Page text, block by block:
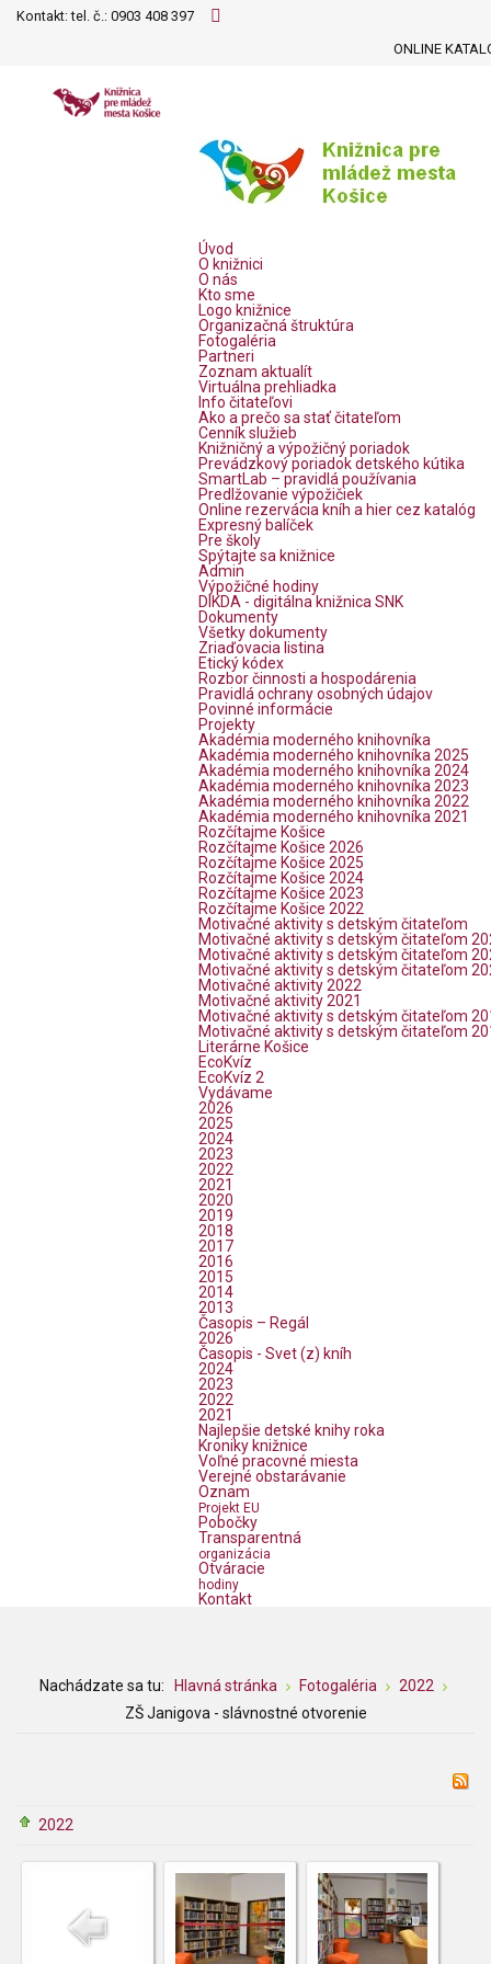
Kontakt: tel. č.: 0903 408 397
ONLINE
Úvod
O knižnici
O nás
Kto sme
Logo knižnice
Organizačná štruktúra
Fotogaléria
Partneri
Zoznam aktualít
Virtuálna prehliadka
Info čitateľovi
Ako a prečo sa stať čitateľom
Cenník služieb
Knižničný a výpožičný poriadok
Prevádzkový poriadok detského kútika
SmartLab – pravidlá používania
Predlžovanie výpožičiek
Online rezervácia kníh a hier cez katalóg
Expresný balíček
Pre školy
Spýtajte sa knižnice
Admin
Výpožičné hodiny
DIKDA - digitálna knižnica SNK
Dokumenty
Všetky dokumenty
Zriaďovacia listina
Etický kódex
Rozbor činnosti a hospodárenia
Pravidlá ochrany osobných údajov
Povinné informácie
Projekty
Akadémia moderného knihovníka
Akadémia moderného knihovníka 2025
Akadémia moderného knihovníka 2024
Akadémia moderného knihovníka 2023
Akadémia moderného knihovníka 2022
Akadémia moderného knihovníka 2021
Rozčítajme Košice
Rozčítajme Košice 2026
Rozčítajme Košice 2025
Rozčítajme Košice 2024
Rozčítajme Košice 2023
Rozčítajme Košice 2022
Motivačné aktivity s detským čitateľom
Motivačné aktivity s detským čitateľom
Motivačné aktivity s detským čitateľom
Motivačné aktivity s detským čitateľom
Motivačné aktivity 2022
Motivačné aktivity 2021
Motivačné aktivity s detským čitateľom
Motivačné aktivity s detským čitateľom
Literárne Košice
EcoKvíz
EcoKvíz 2
Vydávame
2026
2025
2024
2023
2022
2021
2020
2019
2018
2017
2016
2015
2014
2013
Časopis – Regál
2026
Časopis - Svet (z) kníh
2024
2023
2022
2021
Najlepšie detské knihy roka
Kroniky knižnice
Voľné pracovné miesta
Verejné obstarávanie
Oznam
Projekt EU
Pobočky
Transparentná
organizácia
Otváracie
hodiny
Kontakt
Nachádzate sa tu: Hlavná stránka Fotogaléria
2022
ZŠ Janigova - slávnostné otvorenie
2022